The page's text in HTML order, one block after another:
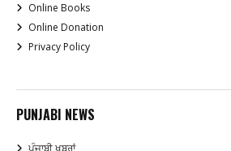
Online Books
Online Donation
Privacy Policy
PUNJABI NEWS